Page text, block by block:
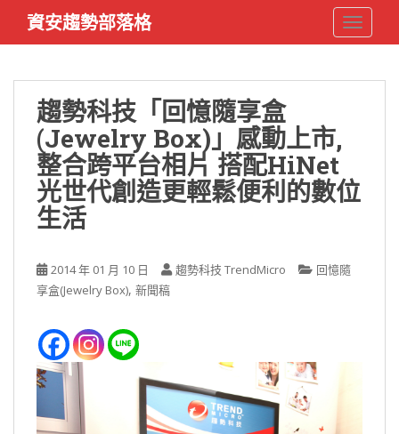
i
資安趨勢部落格
趨勢科技「回憶隨享盒
(Jewelry Box)」感動上市,
整合跨平台相片 搭配HiNet
光世代創造更輕鬆便利的數位
生活
2014 年 01 月 10 日 趨勢科技 TrendMicro
回憶隨
享盒(Jewelry Box), 新聞稿